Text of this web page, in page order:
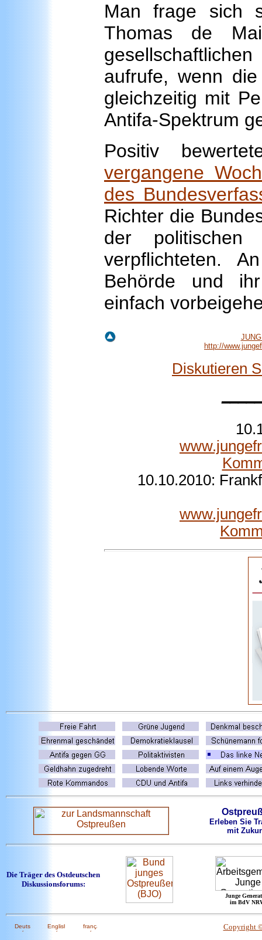
Man frage sich
Thomas de
aufrufe, wenn
gleichzeitig mit
Antifa-Spektrum
Positiv
vergangene
des
Richter die
der politischen
verpflichteten.
Behörde und
einfach
http://
Diskutieren
10.10.2010:
Erleben Sie
mit
Die Träger des Ostdeutschen
Diskussionsforums:
Junge
im BdV
Copyright